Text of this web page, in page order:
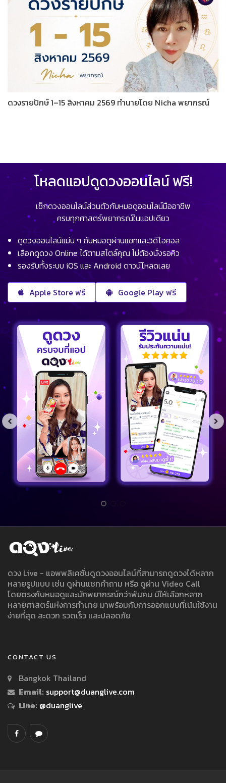
ดวงรายปักษ์ 1–15 สิงหาคม 2569 ทำนายโดย Nicha พยากรณ์
โหลดแอปดูดวงออนไลน์ ฟรี!
เช็กดวงออนไลน์ส่วนตัวกับหมอดูออนไลน์มืออาชีพ
ครบทุกศาสตร์พยากรณ์ในแอปเดียว
ดูดวงออนไลน์แม่น ๆ กับหมอดูผ่านแชทและวิดีโอคอล
เลือกดูดวง Online ได้ตามสไตล์คุณ ไม่ต้องนั่งรอคิว
รองรับทั้งระบบ iOS และ Android ดาวน์โหลดเลย
Apple Store ฟรี Google Play ฟรี
ดวง Live - แอพพลิเคชั่นดูดวงออนไลน์ที่สามารถดูดวงได้หลาก
หลายรูปแบบ เช่น ดูผ่านแชทคำถาม หรือ ดูผ่าน Video Call
โดยตรงกับหมอดูและนักพยากรณ์กว่าพันคน มีให้เลือกหลาก
หลายศาสตร์แห่งการทำนาย มาพร้อมกับการออกแบบที่เน้นใช้งาน
ง่ายที่สุด สะดวก รวดเร็ว และปลอดภัย
CONTACT US
Bangkok Thailand
Email: support@duanglive.com
Line: @duanglive